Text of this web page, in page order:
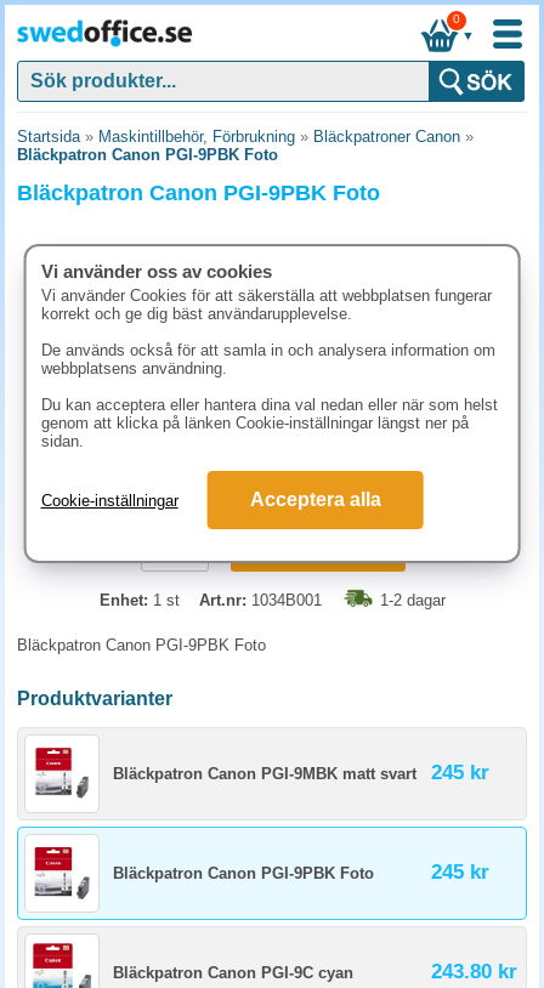
▼
0
Startsida» Maskintillbehör, Förbrukning » Bläckpatroner Canon »
Bläckpatron Canon PGI-9PBK Foto
Bläckpatron Canon PGI-9PBK Foto
245 kr (inkl. moms)
Enhet: 1 st Art.nr: 1034B001 1-2 dagar
Bläckpatron Canon PGI-9PBK Foto
Produktvarianter
Bläckpatron Canon PGI-9MBK matt svart 245 kr
Bläckpatron Canon PGI-9PBK Foto 245 kr
Bläckpatron Canon PGI-9C cyan 243.80 kr
Vi använder oss av cookies
Vi använder Cookies för att säkerställa att webbplatsen fungerar
korrekt och ge dig bäst användarupplevelse.
De används också för att samla in och analysera information om
webbplatsens användning.
Du kan acceptera eller hantera dina val nedan eller när som helst
genom att klicka på länken Cookie-inställningar längst ner på
sidan.
Cookie-inställningar Acceptera alla